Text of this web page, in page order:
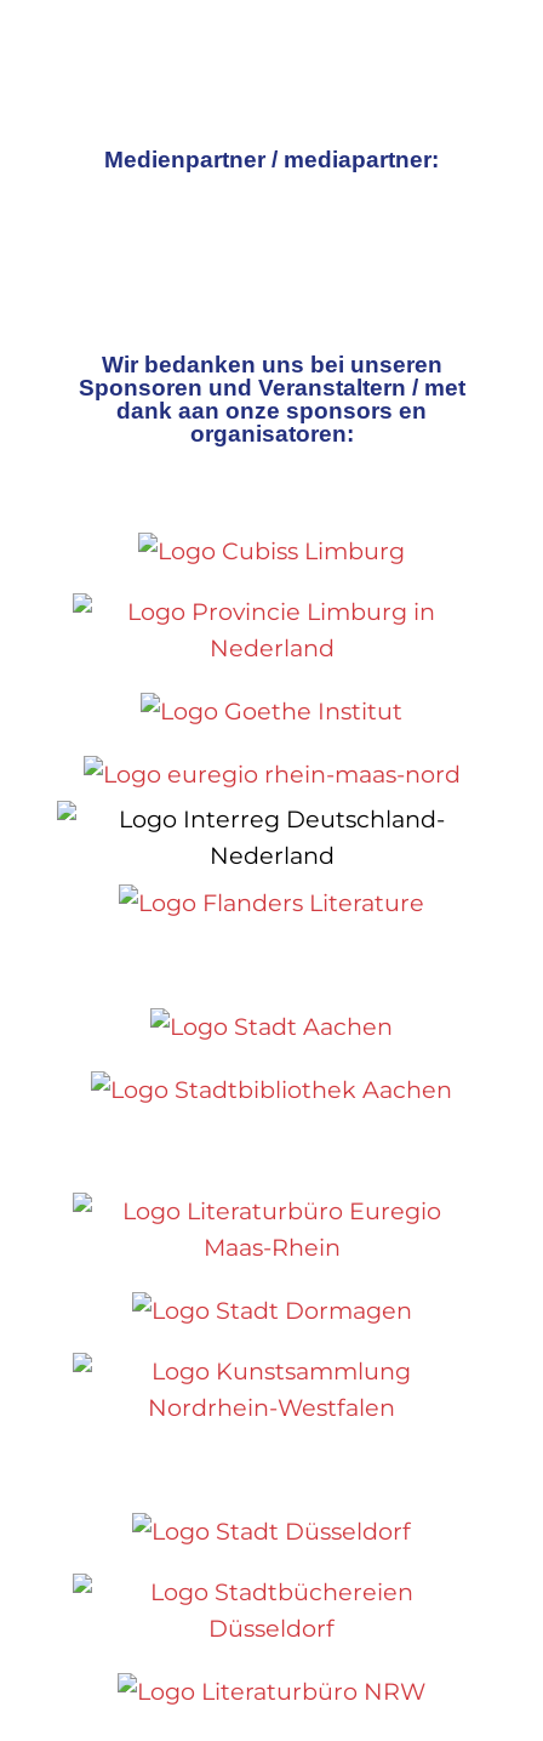
Medienpartner / mediapartner:
Wir bedanken uns bei unseren
Sponsoren und Veranstaltern / met
dank aan onze sponsors en
organisatoren: